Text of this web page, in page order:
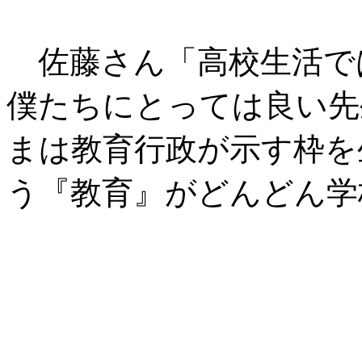
佐藤さん「高校生活
僕たちにとっては良い
まは教育行政が示す枠
う『教育』がどんどん